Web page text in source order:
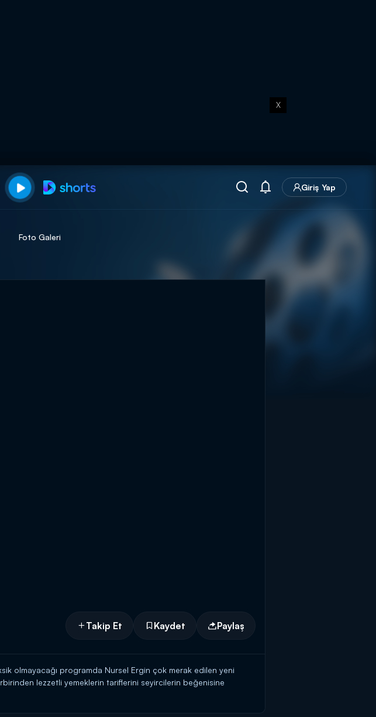
X
Giriş Yap
Foto Galeri
Takip Et Kaydet Paylaş
olmayacağı programda Nursel Ergin çok merak edilen yeni
lezzetli yemeklerin tariflerini seyircilerin beğenisine